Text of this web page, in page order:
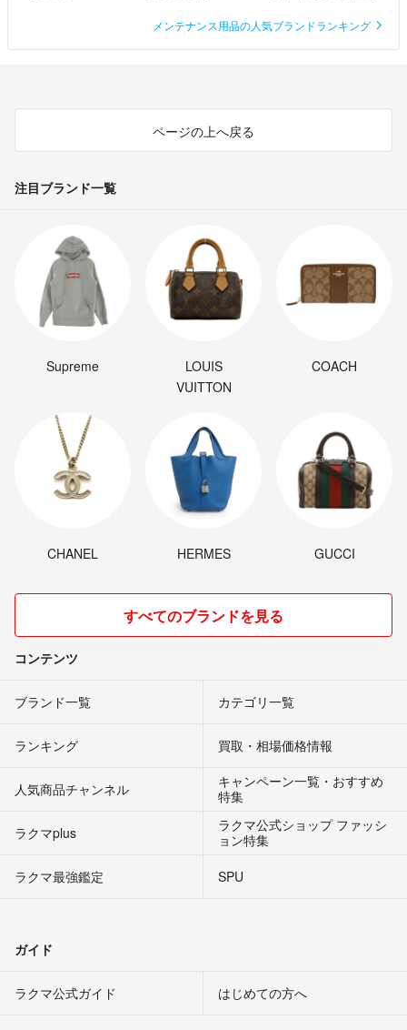
メンテナンス用品の人気ブランドランキング
ページの上へ戻る
注目ブランド一覧
Supreme
LOUIS
VUITTON
COACH
CHANEL HERMES GUCCI
すべてのブランドを見る
コンテンツ
ブランド一覧 カテゴリ一覧
ランキング 買取・相場価格情報
人気商品チャンネル
キャンペーン一覧・おすすめ
特集
ラクマplus
ラクマ公式ショップ ファッシ
ョン特集
ラクマ最強鑑定
SPU
ガイド
ラクマ公式ガイド はじめての方へ